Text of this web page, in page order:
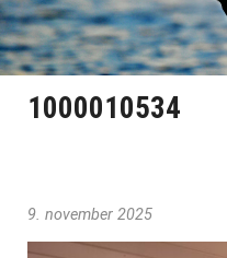
1000010534
9. november 2025